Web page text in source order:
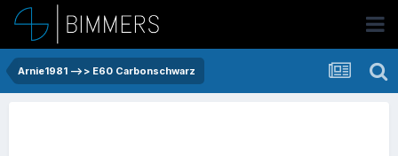
Arnie1981 -->> E60 Carbonschwarz